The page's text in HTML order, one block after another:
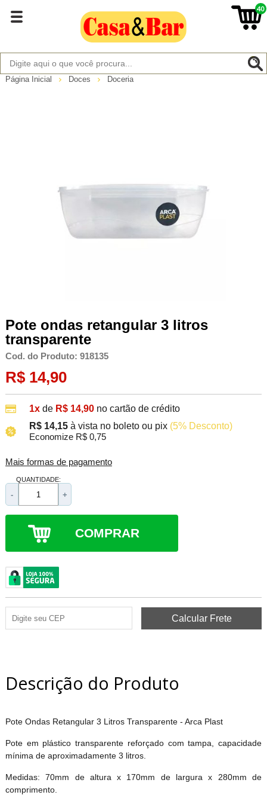
40
Página Inicial Doces Doceria
Pote ondas retangular 3 litros
transparente
Cod. do Produto: 918135
R$ 14,90
1xde R$ 14,90 no cartão de crédito
R$ 14,15 à vista no boleto ou pix (5% Desconto)
Economize R$ 0,75
Mais formas de pagamento
QUANTIDADE:
- +
COMPRAR
Descrição do Produto
Pote Ondas Retangular 3 Litros Transparente - Arca Plast
Pote em plástico transparente reforçado com tampa, capacidade
mínima de aproximadamente 3 litros.
Medidas: 70mm de altura x 170mm de largura x 280mm de
comprimento.